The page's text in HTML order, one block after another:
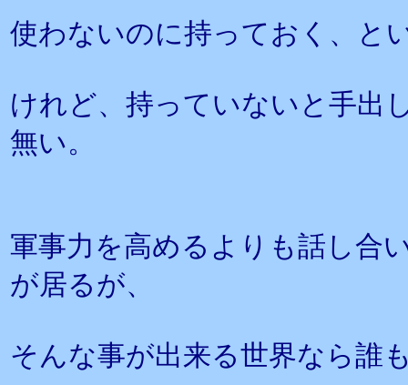
使わないのに持っておく、と
けれど、持っていないと手出
無い。
軍事力を高めるよりも話し合
が居るが、
そんな事が出来る世界なら誰